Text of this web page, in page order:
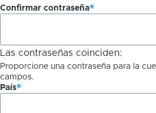
Confirmar contraseña
Las contraseñas coinciden:
Proporcione una contraseña para la
campos.
País